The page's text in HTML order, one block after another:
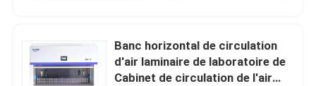
Banc horizontal de circulation
d'air laminaire de laboratoire de
Cabinet de circulation de l'air